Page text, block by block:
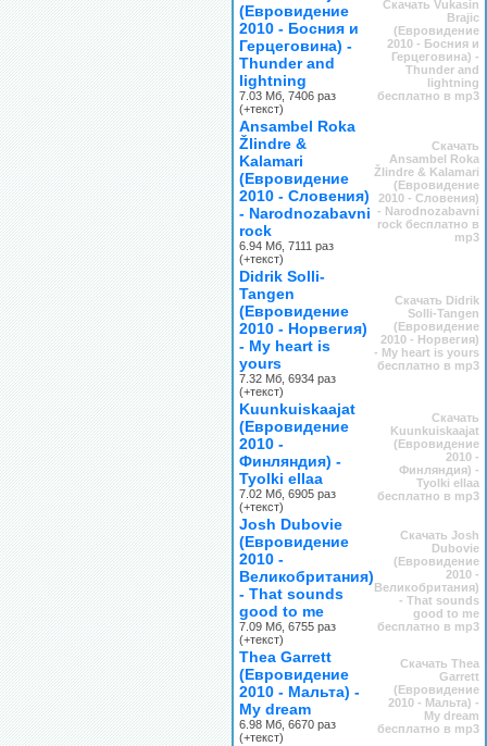
(Евровидение
2010 - Босния и
Герцеговина) -
Thunder and
lightning
7.03 Мб, 7406 раз
(+текст)
Скачать Vukasin
Brajic
(Евровидение
2010 - Босния и
Герцеговина) -
Thunder and
lightning
бесплатно в mp3
Ansambel Roka
Žlindre &
Kalamari
(Евровидение
2010 - Словения)
- Narodnozabavni
rock
6.94 Мб, 7111 раз
(+текст)
Скачать
Ansambel Roka
Žlindre & Kalamari
(Евровидение
2010 - Словения)
- Narodnozabavni
rock бесплатно в
mp3
Didrik Solli-
Tangen
(Евровидение
2010 - Норвегия)
- My heart is
yours
7.32 Мб, 6934 раз
(+текст)
Скачать Didrik
Solli-Tangen
(Евровидение
2010 - Норвегия)
- My heart is yours
бесплатно в mp3
Kuunkuiskaajat
(Евровидение
2010 -
Финляндия) -
Tyolki ellaa
7.02 Мб, 6905 раз
(+текст)
Скачать
Kuunkuiskaajat
(Евровидение
2010 -
Финляндия) -
Tyolki ellaa
бесплатно в mp3
Josh Dubovie
(Евровидение
2010 -
Великобритания)
- That sounds
good to me
7.09 Мб, 6755 раз
(+текст)
Скачать Josh
Dubovie
(Евровидение
2010 -
Великобритания)
- That sounds
good to me
бесплатно в mp3
Thea Garrett
(Евровидение
2010 - Мальта) -
My dream
6.98 Мб, 6670 раз
(+текст)
Скачать Thea
Garrett
(Евровидение
2010 - Мальта) -
My dream
бесплатно в mp3